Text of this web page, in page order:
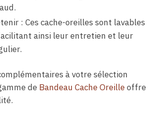
: Ces cache-oreilles sont lavables
ainsi leur entretien et leur
à votre sélection
de Bandeau Cache Oreilleoffre